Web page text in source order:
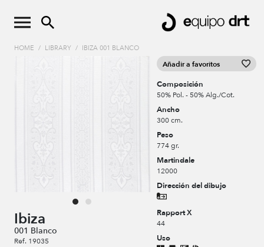
HOME / LIBRARY / IBIZA 001 BLANCO
Ibiza
001 Blanco
Ref. 19035
Añadir a favoritos
Composición
50% Pol. - 50% Alg./Cot.
Ancho
300 cm.
Peso
774 gr.
Martindale
12000
Dirección del dibujo
Rapport X
44
Uso